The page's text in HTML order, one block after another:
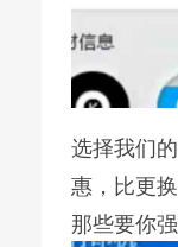
选择我们
惠，比更
那些要你